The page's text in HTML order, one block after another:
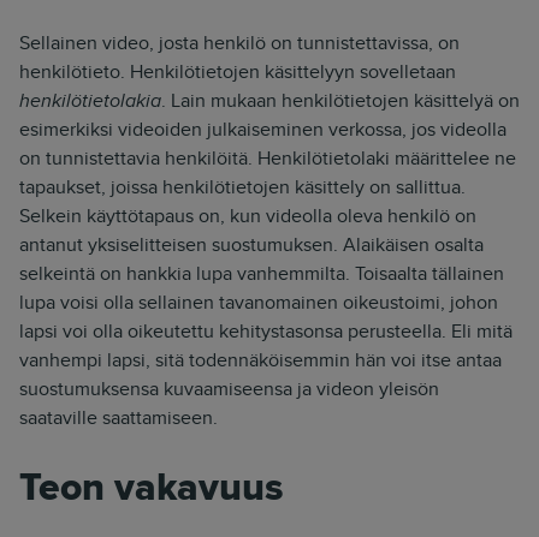
Sellainen video, josta henkilö on tunnistettavissa, on
henkilötieto. Henkilötietojen käsittelyyn sovelletaan
henkilötietolakia. Lain mukaan henkilötietojen käsittelyä on
esimerkiksi videoiden julkaiseminen verkossa, jos videolla
on tunnistettavia henkilöitä. Henkilötietolaki määrittelee ne
tapaukset, joissa henkilötietojen käsittely on sallittua.
Selkein käyttötapaus on, kun videolla oleva henkilö on
antanut yksiselitteisen suostumuksen. Alaikäisen osalta
selkeintä on hankkia lupa vanhemmilta. Toisaalta tällainen
lupa voisi olla sellainen tavanomainen oikeustoimi, johon
lapsi voi olla oikeutettu kehitystasonsa perusteella. Eli mitä
vanhempi lapsi, sitä todennäköisemmin hän voi itse antaa
suostumuksensa kuvaamiseensa ja videon yleisön
saataville saattamiseen.
Teon vakavuus